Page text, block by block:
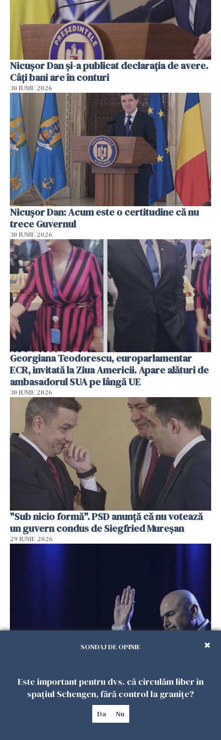
Nicuşor Dan şi-a publicat declaraţia de avere.
Câți bani are în conturi
30 IUNIE 2026
Nicușor Dan: Acum este o certitudine că nu
trece Guvernul
30 IUNIE 2026
Georgiana Teodorescu, europarlamentar
ECR, invitată la Ziua Americii. Apare alături de
ambasadorul SUA pe lângă UE
30 IUNIE 2026
"Sub nicio formă". PSD anunţă că nu votează
un guvern condus de Siegfried Mureşan
29 IUNIE 2026
SONDAJ DE OPINIE
Este important pentru dvs. că circulăm liber în
spațiul Schengen, fără control la granițe?
Da Nu